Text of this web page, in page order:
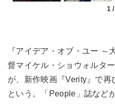
1 /
『アイデア・オブ・ユー ～
督マイケル・ショウォルタ
が、新作映画『Verity』で再
という。「People」誌など